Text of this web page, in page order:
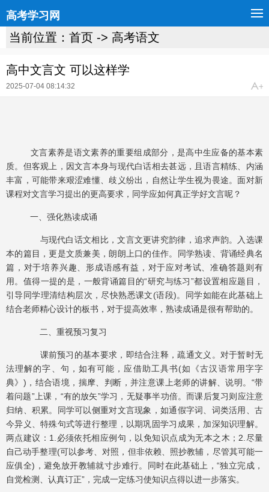
高考学习网
当前位置： 首页 -> 高考语文
高中文言文 可以这样学
2025-07-04 08:14:32
文言素养是语文素养的重要组成部分，是高中生应备的基本素
质。但客观上，因文言本身与现代白话相去甚远，且语言精练、内涵
丰富，可能带来艰涩难懂、歧义纷出，自然让学生视为畏途。面对新
课程对文言学习提出的更高要求，同学应如何真正学好文言呢？
一、强化熟读成诵
与现代白话文相比，文言文更讲究韵律，追求声韵。入选课
本的篇目，更是文质兼美，朗朗上口的佳作。同学熟读、背诵经典名
篇，对于培养兴趣、形成语感有益，对于应对考试、准确答题则有
用。值得一提的是，一般背诵篇目的“研究与练习”都设置相应题目，
引导同学理清结构层次，尽快熟悉课文(语段)。同学如能在此基础上
结合老师精心设计的板书，对于提高效率，熟读成诵是很有帮助的。
二、重视预习复习
课前预习的基本要求，即结合注释，疏通文义。对于暂时无
法理解的字、句，如有可能，应借助工具书(如《古汉语常用字字
典》)，结合语境，揣摩、判断，并注意课上老师的讲解、说明。“带
着问题”上课，“有的放矢”学习，无疑事半功倍。而课后复习则应注意
归纳、积累。同学可以侧重对文言现象，如通假字词、词类活用、古
今异义、特殊句式等进行整理，以期巩固学习成果，加深知识理解。
两点建议：1.必须依托相应例句，以免知识点成为无本之木；2.尽量
自己动手整理(可以参考、对照，但非依赖、照抄教辅，尽管其可能一
应俱全)，避免放开教辅就寸步难行。同时在此基础上，“独立完成，
自觉检测、认真订正”，完成一定练习使知识点得以进一步落实。